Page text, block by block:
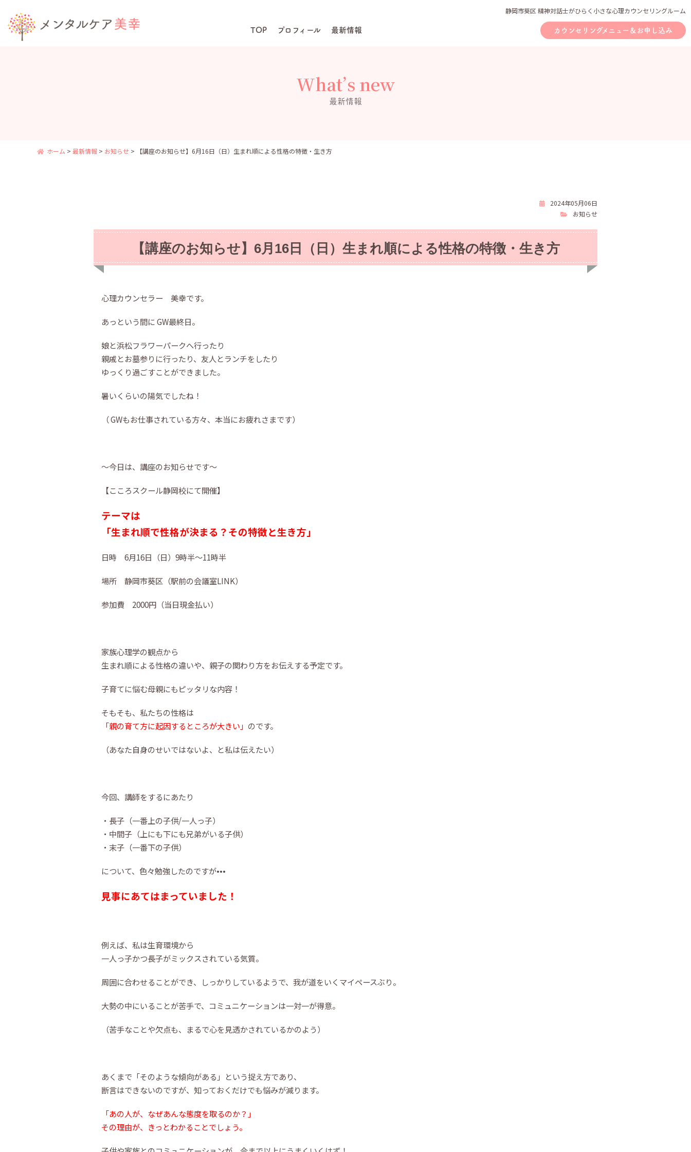
静岡市葵区 精神対話士がひらく小さな心理カウンセリングルーム
TOP プロフィール 最新情報 カウンセリングメニュー＆お申し込み
What’s new
最新情報
ホーム > 最新情報 > お知らせ > 【講座のお知らせ】6月16日（日）生まれ順による性格の特徴・生き方
2024年05月06日
お知らせ
【講座のお知らせ】6月16日（日）生まれ順による性格の特徴・生き方
心理カウンセラー 美幸です。
あっという間に GW最終日。
娘と浜松フラワーパークへ行ったり
親戚とお墓参りに行ったり、友人とランチをしたり
ゆっくり過ごすことができました。
暑いくらいの陽気でしたね！
（ GWもお仕事されている方々、本当にお疲れさまです）
〜今日は、講座のお知らせです〜
【こころスクール静岡校にて開催】
テーマは
「生まれ順で性格が決まる？その特徴と生き方」
日時 6月16日（日）9時半〜11時半
場所 静岡市葵区（駅前の会議室LINK）
参加費 2000円（当日現金払い）
家族心理学の観点から
生まれ順による性格の違いや、親子の関わり方をお伝えする予定です。
子育てに悩む母親にもピッタリな内容！
そもそも、私たちの性格は
「親の育て方に起因するところが大きい」 のです。
（あなた自身のせいではないよ、と私は伝えたい）
今回、講師をするにあたり
・長子（一番上の子供/一人っ子）
・中間子（上にも下にも兄弟がいる子供）
・末子（一番下の子供）
について、色々勉強したのですが•••
見事にあてはまっていました！
例えば、私は生育環境から
一人っ子かつ長子がミックスされている気質。
周囲に合わせることができ、しっかりしているようで、我が道をいくマイペースぶり。
大勢の中にいることが苦手で、コミュニケーションは一対一が得意。
（苦手なことや欠点も、まるで心を見透かされているかのよう）
あくまで「そのような傾向がある」という捉え方であり、
断言はできないのですが、知っておくだけでも悩みが減ります。
「あの人が、なぜあんな態度を取るのか？」
その理由が、きっとわかることでしょう。